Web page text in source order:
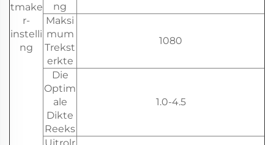
tmake
r-
instelli
ng
ng
Maksi
mum
Trekst
erkte
1080
Die
Optim
ale
Dikte
Reeks
1.0-4.5